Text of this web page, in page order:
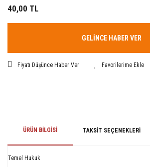
40,00 TL
GELİNCE HABER VER
Fiyatı Düşünce Haber Ver
ÜRÜN BILGISI TAKSIT SEÇENEKLERI
Temel Hukuk